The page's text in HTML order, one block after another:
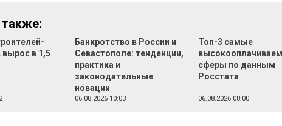
также:
вырос в 1,5
Банкротство в России и
Севастополе: тенденции,
практика и
законодательные
новации
06.08.2026 10:03
Топ-3 самые
сферы по данным
Росстата
06.08.2026 08:00